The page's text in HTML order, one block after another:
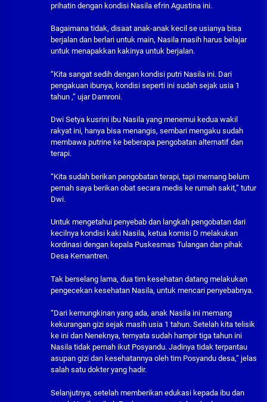
prihatin dengan kondisi Nasila efrin Agustina ini.
Bagaimana tidak, disaat anak-anak kecil se usianya bisa
berjalan dan berlari untuk main, Nasila masih harus belajar
untuk menapakkan kakinya untuk berjalan.
“Kita sangat sedih dengan kondisi putri Nasila ini. Dari
pengakuan ibunya, kondisi seperti ini sudah sejak usia 1
tahun ,” ujar Damroni.
Dwi Setya kusrini ibu Nasila yang menemui kedua wakil
rakyat ini, hanya bisa menangis, sembari mengaku sudah
membawa putrine ke beberapa pengobatan alternatif dan
terapi.
“Kita sudah berikan pengobatan terapi, tapi memang belum
pernah saya berikan obat secara medis ke rumah sakit,” tutur
Dwi.
Untuk mengetahui penyebab dan langkah pengobatan dari
kecilnya kondisi kaki Nasila, ketua komisi D melakukan
kordinasi dengan kepala Puskesmas Tulangan dan pihak
Desa Kemantren.
Tak berselang lama, dua tim kesehatan datang melakukan
pengecekan kesehatan Nasila, untuk mencari penyebabnya.
“Dari kemungkinan yang ada, anak Nasila ini memang
kekurangan gizi sejak masih usia 1 tahun. Setelah kita telisik
ke ini dan Neneknya, ternyata sudah hampir tiga tahun ini
Nasila tidak pernah ikut Posyandu. Jadinya tidak terpantau
asupan gizi dan kesehatannya oleh tim Posyandu desa,” jelas
salah satu dokter yang hadir.
Selanjutnya, setelah memberikan edukasi kepada ibu dan